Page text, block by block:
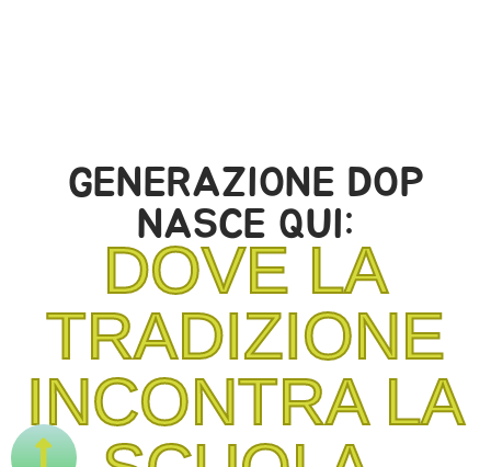
GENERAZIONE DOP
NASCE QUI:
DOVE LA
TRADIZIONE
INCONTRA LA